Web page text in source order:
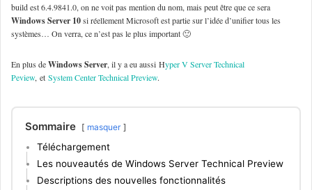
build est 6.4.9841.0, on ne voit pas mention du nom, mais peut être que ce sera
Windows Server 10si réellement Microsoft est partie sur l’idée d’unifier tous les
systèmes… On verra, ce n’est pas le plus important 🙂
En plus deWindows Server, il y a eu aussi Hyper V Server Technical
Peview, et System Center Technical Preview.
Sommaire masquer
Téléchargement
Les nouveautés de Windows Server Technical Preview
Descriptions des nouvelles fonctionnalités